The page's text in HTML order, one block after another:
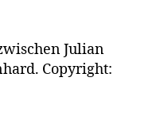
Julian
Copyright: